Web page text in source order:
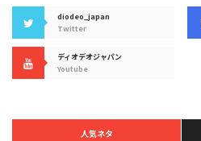
diodeo_japan
Twitter
ディオデオジャパン
Youtube
人気ネタ